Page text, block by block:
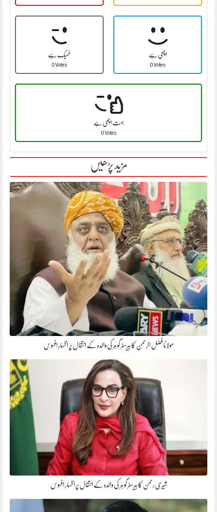
ٹھیک ہے
0 Votes
اچھی ہے
0 Votes
بہت اچھی ہے
0 Votes
مزید پڑھیں
مولانا فضل الرحمن کا بیرسٹر گوہر کی والدہ کے انتقال پر اظہارِ افسوس
شیری رحمن کا بیرسٹر گوہر کی والدہ کے انتقال پر اظہارِ افسوس